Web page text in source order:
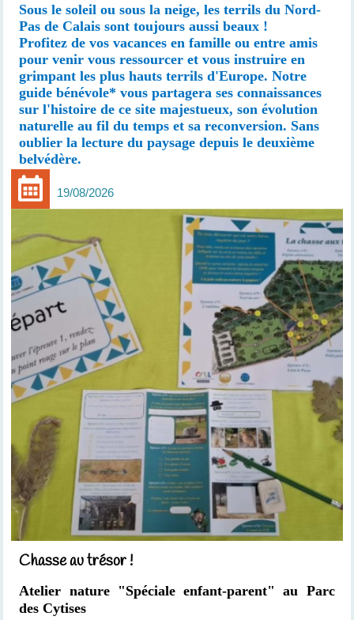
Sous le soleil ou sous la neige, les terrils du Nord-
Pas de Calais sont toujours aussi beaux !
Profitez de vos vacances en famille ou entre amis
pour venir vous ressourcer et vous instruire en
grimpant les plus hauts terrils d'Europe. Notre
guide bénévole* vous partagera ses connaissances
sur l'histoire de ce site majestueux, son évolution
naturelle au fil du temps et sa reconversion. Sans
oublier la lecture du paysage depuis le deuxième
belvédère.
19/08/2026
Chasse au trésor !
Atelier nature "Spéciale enfant-parent" au Parc
des Cytises